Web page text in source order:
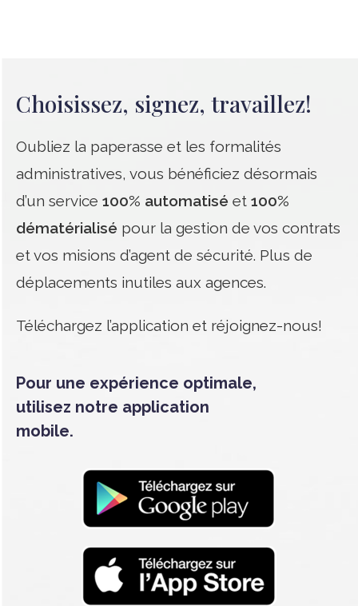
Choisissez, signez, travaillez!
Oubliez la paperasse et les formalités
administratives, vous bénéficiez désormais
d’un service 100% automatisé et 100%
dématérialisé pour la gestion de vos contrats
et vos misions d’agent de sécurité. Plus de
déplacements inutiles aux agences.
Téléchargez l’application et réjoignez-nous!
Pour une expérience optimale,
utilisez notre application
mobile.